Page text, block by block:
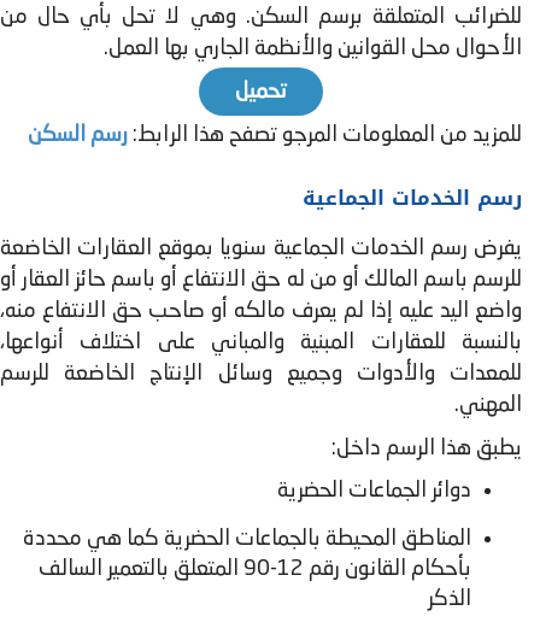
للضرائب المتعلقة برسم السكن. وهي لا تحل بأي حال من
الأحوال محل القوانين والأنظمة الجاري بها العمل.
تحميل
للمزيد من المعلومات المرجو تصفح هذا الرابط: رسم السكن
رسم الخدمات الجماعية
يفرض رسم الخدمات الجماعية سنويا بموقع العقارات الخاضعة
للرسم باسم المالك أو من له حق الانتفاع أو باسم حائز العقار أو
واضع اليد عليه إذا لم يعرف مالكه أو صاحب حق الانتفاع منه،
بالنسبة للعقارات المبنية والمباني على اختلاف أنواعها،
للمعدات والأدوات وجميع وسائل الإنتاج الخاضعة للرسم
المهني.
يطبق هذا الرسم داخل:
دوائر الجماعات الحضرية
المناطق المحيطة بالجماعات الحضرية كما هي محددة
بأحكام القانون رقم 12-90 المتعلق بالتعمير السالف
الذكر